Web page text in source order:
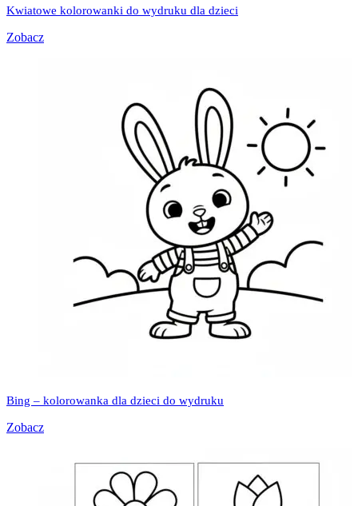
Kwiatowe kolorowanki do wydruku dla dzieci
Zobacz
Bing – kolorowanka dla dzieci do wydruku
Zobacz